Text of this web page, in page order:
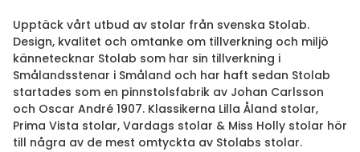
Upptäck vårt utbud av stolar från svenska Stolab.
Design, kvalitet och omtanke om tillverkning och miljö
kännetecknar Stolab som har sin tillverkning i
Smålandsstenar i Småland och har haft sedan Stolab
startades som en pinnstolsfabrik av Johan Carlsson
och Oscar André 1907. Klassikerna Lilla Åland stolar,
Prima Vista stolar, Vardags stolar & Miss Holly stolar hör
till några av de mest omtyckta av Stolabs stolar.